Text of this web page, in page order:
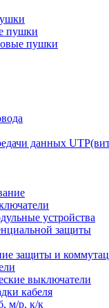
пушки
пушки
данных
устройства
защиты
защиты и
выключатели
кабеля
м/р, к/к